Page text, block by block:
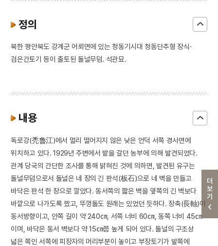
더보기
정의
북한 평안북도 강계군 어뢰면에 있는 청동기시대 청동단추형 장식·
검은간토기 등이 출토된 돌널무덤. 석관묘.
내용
독로강(禿魯江)에서 멀리 떨어지지 않은 낮은 언덕 서쪽 경사면에
위치하고 있다. 1929년 주변에서 밭을 갈던 농부에 의해 발견되었다.
관계 당국의 간단한 조사를 통해 밝혀진 것에 의하면, 발견된 유구는
돌널무덤으로서 돌널은 네 장의 긴 판석(板石)으로 네 벽을 만들고
바닥은 판석 한 장으로 깔았다. 동서쪽의 짧은 벽을 옆쪽의 긴 벽보다
바깥으로 나가도록 짰고, 뚜껑돌도 원래는 있었던 듯하다. 장축(長軸)이
동서방향이고, 안쪽 길이 약 240㎝, 서쪽 너비 60㎝, 동쪽 너비 45㎝
이며, 바닥은 동서 벽보다 약 15㎝쯤 높게 되어 있다. 돌널의 구조상
넓은 쪽인 서쪽에 피장자의 머리부분이 놓이고 부장토기가 발쪽에